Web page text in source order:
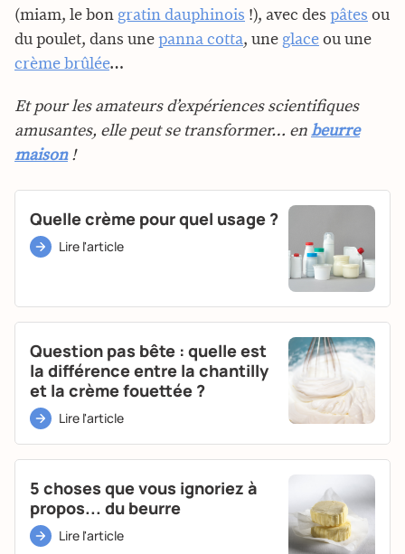
(miam, le bon gratin dauphinois !), avec des pâtes ou
du poulet, dans une panna cotta, une glace ou une
crème brûlée…
Et pour les amateurs d’expériences scientifiques
amusantes, elle peut se transformer… en beurre
maison!
Quelle crème pour quel usage ?
Lire l'article
Question pas bête : quelle est
la différence entre la chantilly
et la crème fouettée ?
Lire l'article
5 choses que vous ignoriez à
propos... du beurre
Lire l'article